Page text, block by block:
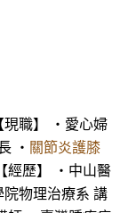
職】 ・愛心婦
・ 關節炎護膝
經歷】 ・中山醫
物理治療系 講